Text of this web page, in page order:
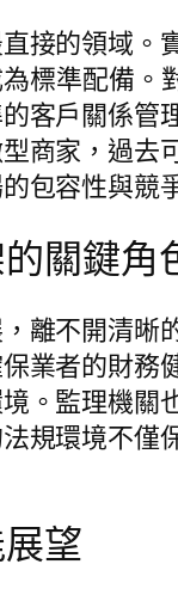
接的領域
標準配備
客戶關係
商家，過
包容性與競
關鍵角
離不開清
業者的財務
。監理機
規環境不
望